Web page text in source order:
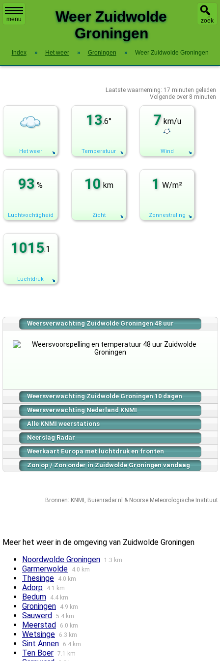
menu zoek
Weer Zuidwolde
Groningen
Index » Het weer » Groningen » Weer Zuidwolde Groningen
Laatste waarneming: 17 minuten geleden
Volgende over 8 minuten
Het weer
13.6°
Temperatuur
7 km/u
Wind
93 %
Luchtvochtigheid
10 km
Zicht
1 W/m²
Zonnestraling
1015.1
Luchtdruk
Weersverwachting Zuidwolde Groningen 48 uur
Weersverwachting Zuidwolde Groningen 10 dagen
Weersverwachting Nederland KNMI
Alle KNMI weerstations
Neerslag Radar
Weerkaart Europa met luchtdruk en fronten
Zon op / Zon onder in Zuidwolde Groningen vandaag
Bronnen: KNMI , Buienradar.nl & Noorse Meteorologische Instituut
Meer het weer in de omgeving van Zuidwolde Groningen
Noordwolde Groningen
1.3 km
Garmerwolde 4.0 km
Thesinge 4.0 km
Adorp 4.1 km
Bedum 4.4 km
Groningen 4.9 km
Sauwerd 5.4 km
Meerstad 6.0 km
Wetsinge 6.3 km
Sint Annen 6.4 km
Ten Boer 7.1 km